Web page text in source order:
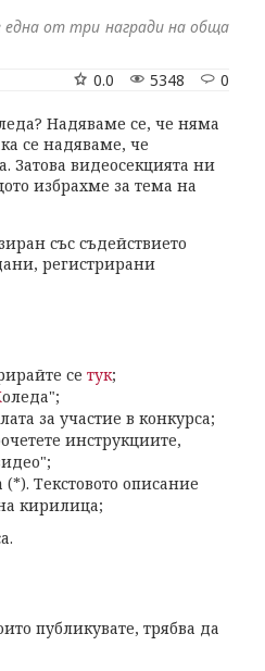
една от три награди на обща
0
5348
0.0
Надяваме се, че няма
се надяваме, че
Затова видеосекцията ни
избрахме за тема на
със съдействието
регистрирани
се тук;
оледа";
за участие в конкурса;
инструкциите,
Текстовото описание
кирилица;
публикувате, трябва да